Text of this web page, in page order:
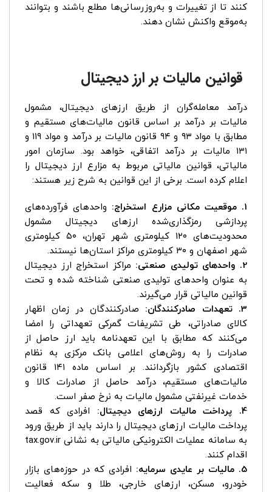
کنند تا از تغییرات و به‌روزرسانی‌ها مطلع باشند و بتوانند
به‌موقع واکنش نشان دهند.
قوانین مالیات بر ارز دیجیتال
درآمد معامله‌گران از طریق ارزهای دیجیتال، مشمول
مالیات بر درآمد بر اساس قانون مالیات‌های مستقیم و
مطابق با مواد ۹۳ و ۹۴ قانون مالیات بر درآمد و مواد ۱۱۹ و
۱۳۱ مالیات بر درآمد اتفاقی، خواهد بود. سازمان امور
مالیاتی، قوانین مالیاتی مربوط به مزارع ارز دیجیتال را
اعلام کرده است. برخی از این قوانین به شرح زیر هستند:
1. موقعیت مکانی مزارع استخراج:
واحدهای فرآورده‌های
پردازشی رمزگذاری‌شده ارزهای دیجیتال مشمول
محدودیت‌های ۱۲۰ کیلومتری شهر تهران، ۵۰ کیلومتری
شهر اصفهان و ۳۰ کیلومتری مراکز استان‌ها نیستند.
2. واحدهای تولیدی صنعتی:
مراکز استخراج ارز دیجیتال
به‌ عنوان واحدهای تولیدی صنعتی شناخته شده و تحت
قوانین مالیاتی قرار می‌گیرند.
3. تعهدات صادرکنندگان:
صادرکنندگان در زمان اظهار
کالای صادراتی، طی تشریفات گمرکی تعهداتی را امضا
می‌کنند که مطابق با این تعهدنامه باید ارز حاصل از
صادرات را به روش‌های اعلامی بانک مرکزی به نظام
اقتصادی کشور بازگردانند. بر اساس ماده ۱۴۱ قانون
مالیات‌های مستقیم، درآمد حاصل از صادرات کالا و
خدمات غیرنفتی مشمول مالیات به نرخ صفر است.
4. پرداخت مالیات ارزهای دیجیتال:
افرادی که قصد
پرداخت مالیات ارزهای دیجیتال را دارند باید از طریق ورود
به سامانه عملیات الکترونیکی مالیاتی به نشانی tax.gov.ir
اقدام کنند.
5. مالیات بر عایدی سرمایه:
افرادی که در حوزه‌های بازار
خودرو، مسکن، ارزهای خارجی، طلا و سکه فعالیت